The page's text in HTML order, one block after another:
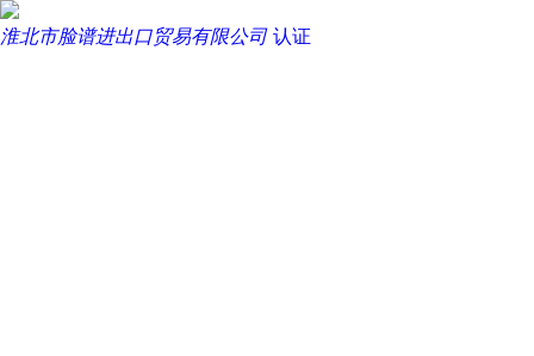
淮北市脸谱进出口贸易有限公司 认证